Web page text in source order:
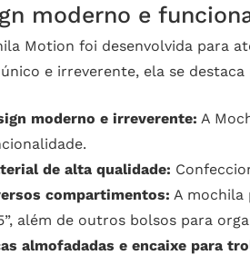
moderno e
Motion foi desenvolvida para
e irreverente, ela se
moderno e irreverente: A
de alta qualidade:
compartimentos: A mochila
além de outros bolsos para
almofadadas e encaixe para